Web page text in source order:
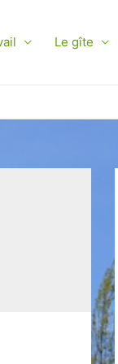
Le gîte